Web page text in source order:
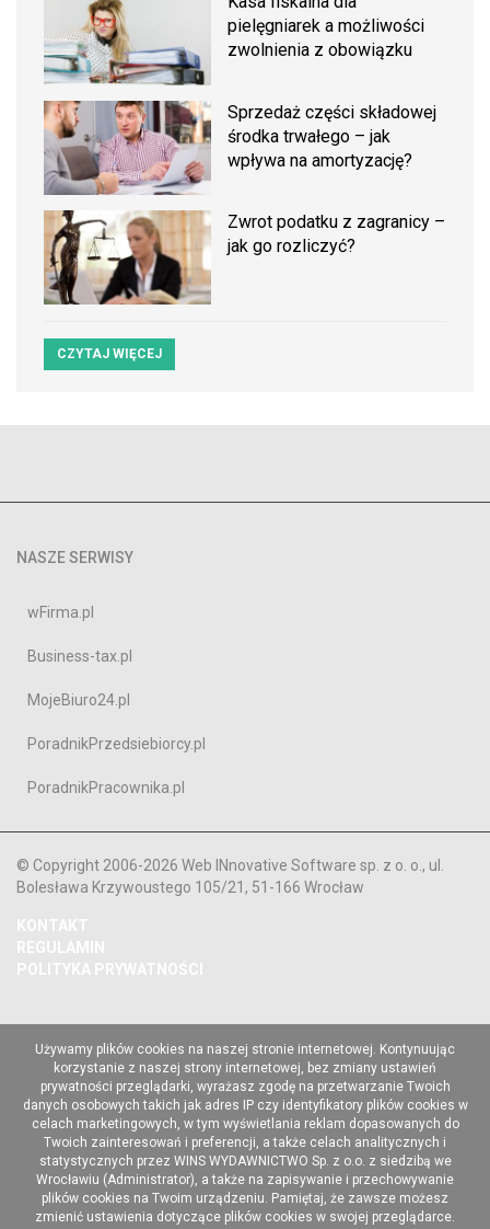
pielęgniarek a możliwości
zwolnienia z obowiązku
Sprzedaż części składowej
środka trwałego – jak
wpływa na amortyzację?
Zwrot podatku z zagranicy –
jak go rozliczyć?
CZYTAJ WIĘCEJ
NASZE SERWISY
wFirma.pl
Business-tax.pl
MojeBiuro24.pl
PoradnikPrzedsiebiorcy.pl
PoradnikPracownika.pl
© Copyright 2006-2026 Web INnovative Software sp. z o. o., ul.
Bolesława Krzywoustego 105/21, 51-166 Wrocław
KONTAKT
REGULAMIN
POLITYKA PRYWATNOŚCI
Używamy plików cookies na naszej stronie internetowej. Kontynuując
korzystanie z naszej strony internetowej, bez zmiany ustawień
prywatności przeglądarki, wyrażasz zgodę na przetwarzanie Twoich
danych osobowych takich jak adres IP czy identyfikatory plików cookies w
celach marketingowych, w tym wyświetlania reklam dopasowanych do
Twoich zainteresowań i preferencji, a także celach analitycznych i
statystycznych przez WINS WYDAWNICTWO Sp. z o.o. z siedzibą we
Wrocławiu (Administrator), a także na zapisywanie i przechowywanie
plików cookies na Twoim urządzeniu. Pamiętaj, że zawsze możesz
zmienić ustawienia dotyczące plików cookies w swojej przeglądarce.